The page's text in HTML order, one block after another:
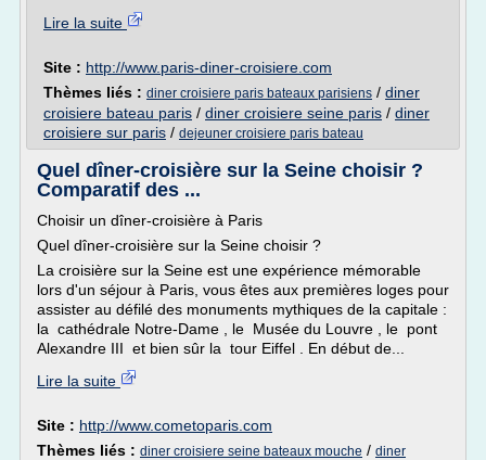
Lire la suite
Site : http://www.paris-diner-croisiere.com
Thèmes liés : diner croisiere paris bateaux parisiens / diner
croisiere bateau paris / diner croisiere seine paris / diner
croisiere sur paris / dejeuner croisiere paris bateau
Quel dîner-croisière sur la Seine choisir ?
Comparatif des ...
Choisir un dîner-croisière à Paris
Quel dîner-croisière sur la Seine choisir ?
La croisière sur la Seine est une expérience mémorable
lors d'un séjour à Paris, vous êtes aux premières loges pour
assister au défilé des monuments mythiques de la capitale :
la cathédrale Notre-Dame , le Musée du Louvre , le pont
Alexandre III et bien sûr la tour Eiffel . En début de...
Lire la suite
Site : http://www.cometoparis.com
Thèmes liés : diner croisiere seine bateaux mouche / diner